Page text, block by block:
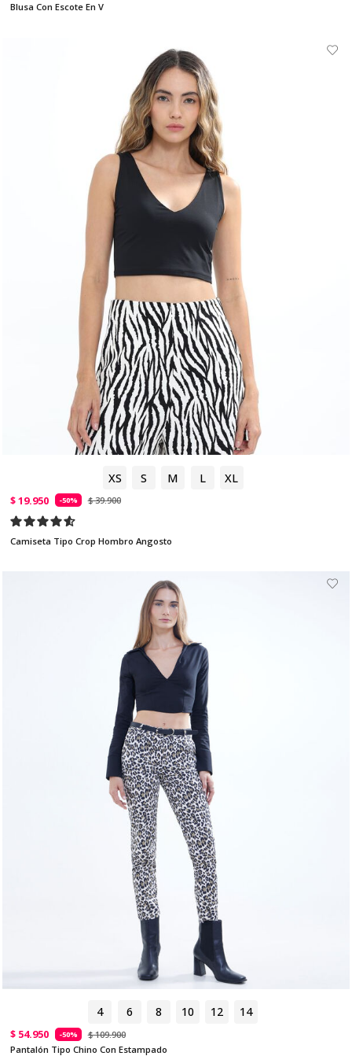
Blusa Con Escote En V
XS S M L XL
$ 19.950 -50% $ 39.900
Camiseta Tipo Crop Hombro Angosto
4 6 8 10 12 14
$ 54.950 -50%
$ 109.900
Pantalón Tipo Chino Con Estampado